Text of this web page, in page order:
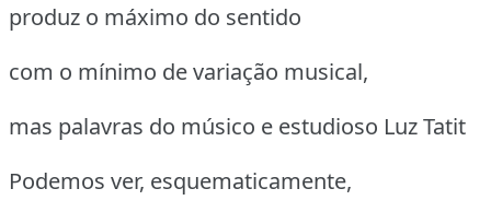
produz o máximo do sentido
com o mínimo de variação musical,
mas palavras do músico e estudioso Luz Tatit
Podemos ver, esquematicamente,